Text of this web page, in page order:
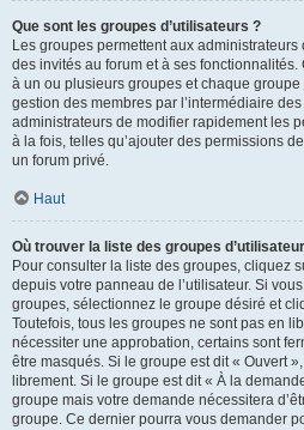
Que sont les groupes d’utilisateurs ?
Les groupes permettent aux administrateurs
des invités au forum et à ses
à un ou plusieurs groupes et chaque
gestion des membres par l’intermédiaire
administrateurs de modifier rapidement les
à la fois, telles qu’ajouter des permissions
un forum privé.
Haut
Où trouver la liste des groupes
Pour consulter la liste des groupes, cliquez
depuis votre panneau de l’utilisateur. Si
groupes, sélectionnez le groupe désiré et
Toutefois, tous les groupes ne sont pas en
nécessiter une approbation, certains sont
être masqués. Si le groupe est dit « Ouvert
librement. Si le groupe est dit « À la
groupe mais votre demande nécessitera
groupe. Ce dernier pourra vous demander